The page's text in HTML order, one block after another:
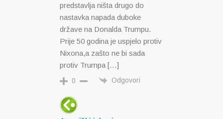
predstavlja ništa drugo do
nastavka napada duboke
države na Donalda Trumpu.
Prije 50 godina je uspjelo protiv
Nixona,a zašto ne bi sada
protiv Trumpa […]
0 Odgovori